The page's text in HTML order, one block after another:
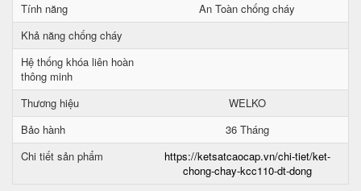
Tính năng
An Toàn chống cháy
Khả năng chống cháy
Hệ thống khóa liên hoàn
thông minh
Thương hiệu
WELKO
Bảo hành
36 Tháng
Chi tiết sản phẩm
https://ketsatcaocap.vn/chi-tiet/ket-
chong-chay-kcc110-dt-dong